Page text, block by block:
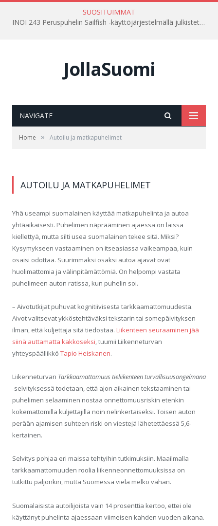
SUOSITUIMMAT
INOI 243 Peruspuhelin Sailfish -käyttöjärjestelmällä julkistettu Venäjällä
JollaSuomi
NAVIGATE
Home » Autoilu ja matkapuhelimet
AUTOILU JA MATKAPUHELIMET
Yhä useampi suomalainen käyttää matkapuhelinta ja autoa
yhtäaikaisesti. Puhelimen näprääminen ajaessa on laissa
kiellettyä, mutta silti usea suomalainen tekee sitä. Miksi?
Kysymykseen vastaaminen on itseasiassa vaikeampaa, kuin
osaisi odottaa. Suurimmaksi osaksi autoa ajavat ovat
huolimattomia ja välinpitämättömiä. On helpompi vastata
puhelimeen auton ratissa, kun puhelin soi.
– Aivotutkijat puhuvat kognitiivisesta tarkkaamattomuudesta.
Aivot valitsevat ykköstehtäväksi tekstarin tai somepäivityksen
ilman, että kuljettaja sitä tiedostaa. Liikenteen seuraaminen jää
siinä auttamatta kakkoseksi, tuumii Liikenneturvan
yhteyspäällikkö Tapio Heiskanen.
Liikenneturvan Tarkkaamattomuus tieliikenteen turvallisuusongelmana
-selvityksessä todetaan, että ajon aikainen tekstaaminen tai
puhelimen selaaminen nostaa onnettomuusriskin etenkin
kokemattomilla kuljettajilla noin nelinkertaiseksi. Toisen auton
perään ajamisen suhteen riski on viestejä lähetettäessä 5,6-
kertainen.
Selvitys pohjaa eri maissa tehtyihin tutkimuksiin. Maailmalla
tarkkaamattomuuden roolia liikenneonnettomuuksissa on
tutkittu paljonkin, mutta Suomessa vielä melko vähän.
Suomalaisista autoilijoista vain 14 prosenttia kertoo, ettei ole
käyttänyt puhelinta ajaessaan viimeisen kahden vuoden aikana.